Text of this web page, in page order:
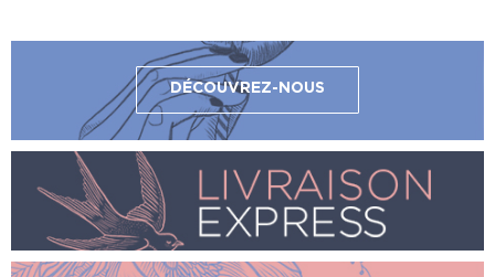
DÉCOUVREZ-NOUS